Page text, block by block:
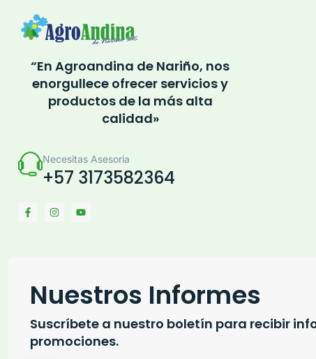
“En Agroandina de Nariño, nos
enorgullece ofrecer servicios y
productos de la más alta
calidad»
Necesitas Asesoria
+57 3173582364
Nuestros Informes
Suscríbete a nuestro boletín para recibir
promociones.